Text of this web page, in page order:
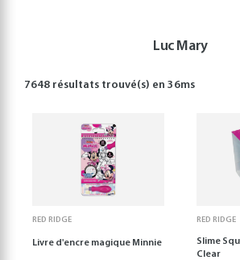
Luc Mary
7648 résultats trouvé(s) en36ms
RED RIDGE
Livre d'encre magique Minnie
RED RIDGE
Slime
Clear